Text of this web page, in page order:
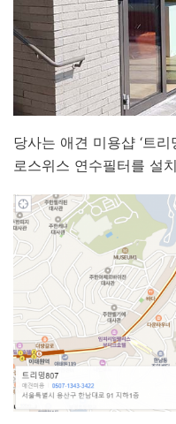
당사는 애견 미용샵 ‘트
로스위스 연수필터를 설